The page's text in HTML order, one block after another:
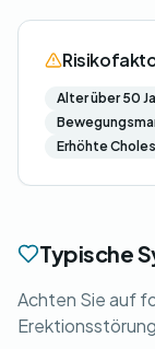
Alter über 50
Erhöhte
Typische
Achten Sie auf